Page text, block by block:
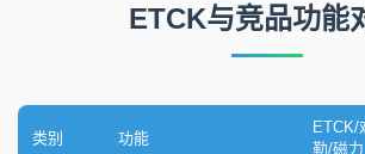
ETCK与竞品功能
类别 功能
ETCK/
勒/磁力